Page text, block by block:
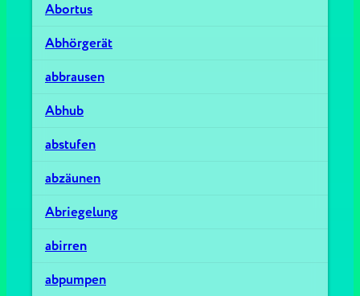
Abortus
Abhörgerät
abbrausen
Abhub
abstufen
abzäunen
Abriegelung
abirren
abpumpen